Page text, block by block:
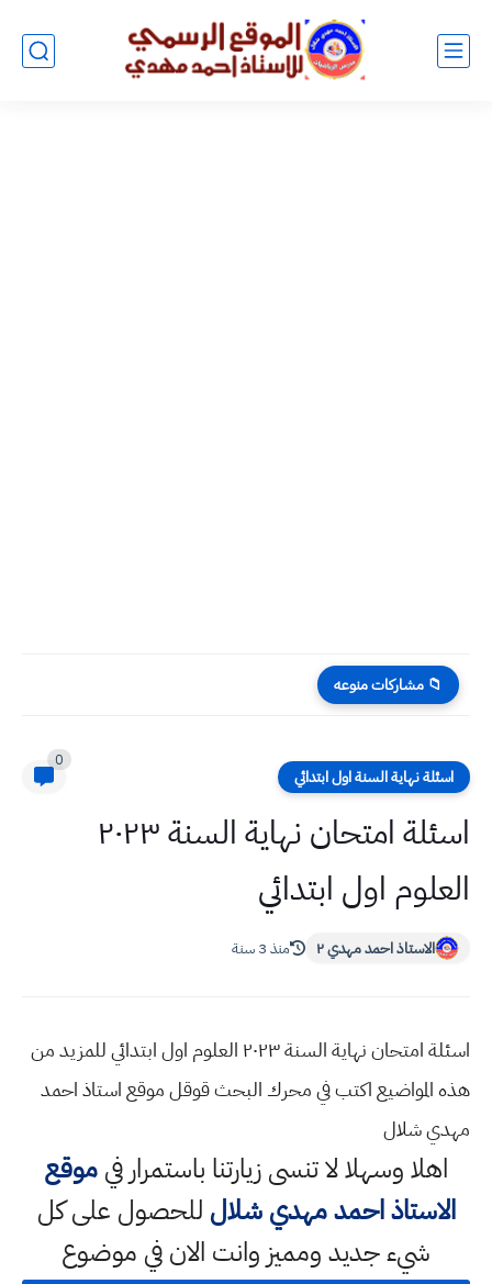
📁 مشاركات منوعه
اسئلة نهاية السنة اول ابتدائي
0
اسئلة امتحان نهاية السنة ٢٠٢٣
العلوم اول ابتدائي
الاستاذ احمد مهدي ٢ منذ 3 سنة
اسئلة امتحان نهاية السنة ٢٠٢٣ العلوم اول ابتدائي للمزيد من
هذه المواضيع اكتب في محرك البحث قوقل موقع استاذ احمد
مهدي شلال
اهلا وسهلالا تنسى زيارتنا باستمرار فيموقع
الاستاذ احمد مهدي شلال للحصول على كل
شيء جديد ومميز وانت الان في موضوع